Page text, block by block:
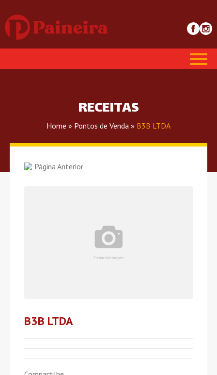
RECEITAS
Home » Pontos de Venda » B3B LTDA
Página Anterior
B3B LTDA